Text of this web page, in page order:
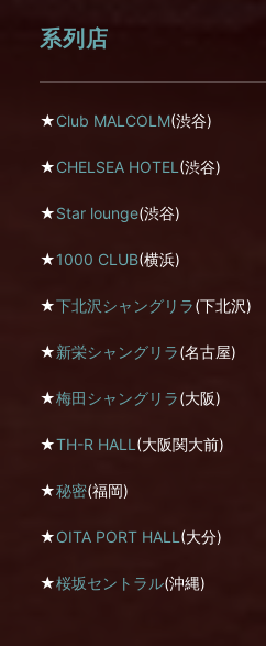
系列店
★Club MALCOLM(渋谷)
★CHELSEA HOTEL (渋谷)
★Star lounge(渋谷)
★1000 CLUB(横浜)
★下北沢シャングリラ(下北沢)
★新栄シャングリラ(名古屋)
★梅田シャングリラ(大阪)
★TH-R HALL (大阪関大前)
★秘密(福岡)
★OITA PORT HALL (大分)
★桜坂セントラル(沖縄)